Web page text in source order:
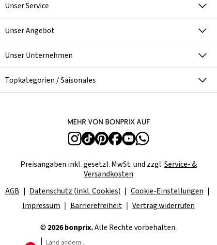
Unser Service
Unser Angebot
Unser Unternehmen
Topkategorien / Saisonales
Mehr von bonprix auf
Preisangaben inkl. gesetzl. MwSt. und zzgl.Service- &
Versandkosten
AGB
Datenschutz (inkl. Cookies)
Cookie-Einstellungen
Impressum
Barrierefreiheit Vertrag widerrufen
© 2026 bonprix.Alle Rechte vorbehalten.
Land ändern...